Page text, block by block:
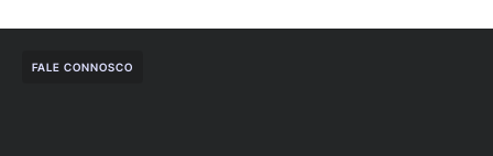
FALE CONNOSCO